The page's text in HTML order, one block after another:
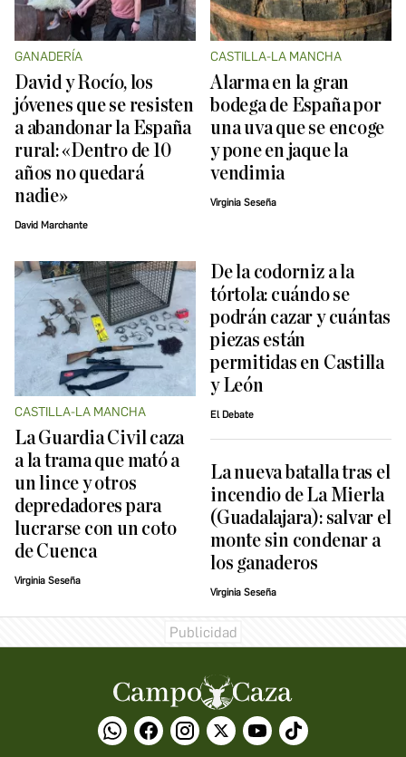
GANADERÍA
David y Rocío, los
jóvenes que se resisten
a abandonar la España
rural: «Dentro de 10
años no quedará
nadie»
David Marchante
CASTILLA-LA MANCHA
Alarma en la gran
bodega de España por
una uva que se encoge
y pone en jaque la
vendimia
Virginia Seseña
CASTILLA-LA MANCHA
La Guardia Civil caza
a la trama que mató a
un lince y otros
depredadores para
lucrarse con un coto
de Cuenca
Virginia Seseña
De la codorniz a la
tórtola: cuándo se
podrán cazar y cuántas
piezas están
permitidas en Castilla
y León
El Debate
La nueva batalla tras el
incendio de La Mierla
(Guadalajara): salvar el
monte sin condenar a
los ganaderos
Virginia Seseña